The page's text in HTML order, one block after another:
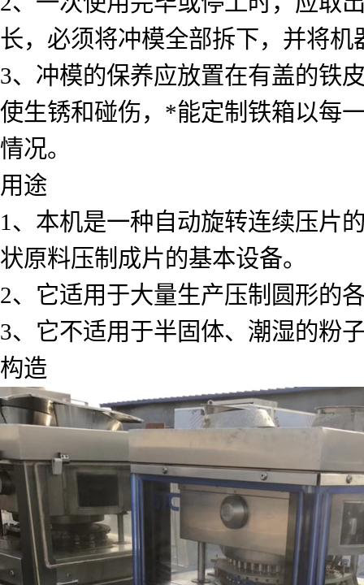
长，必须将冲模全部拆下，并将
3、冲模的保养应放置在有盖的铁
使生锈和碰伤，*能定制铁箱以每
情况。
用途
1、本机是一种自动旋转连续压片
状原料压制成片的基本设备。
2、它适用于大量生产压制圆形的
3、它不适用于半固体、潮湿的粉
构造